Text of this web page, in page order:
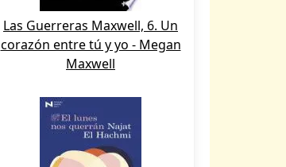
Las Guerreras Maxwell, 6. Un
corazón entre tú y yo - Megan
Maxwell